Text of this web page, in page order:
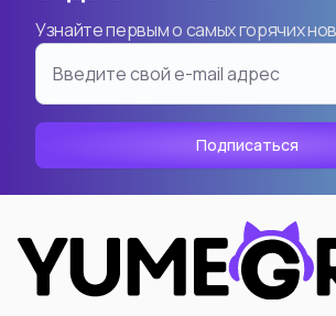
Узнайте первым о самых горячих